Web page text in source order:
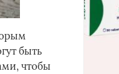
быть
чтобы